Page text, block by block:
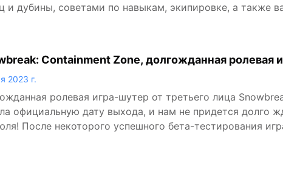
и дубины, советами по навыкам, экипировке, а также
Containment Zone, долгожданная ролевая
то получает официальную дату выхода
2023 г.
ролевая игра-шутер от третьего лица
официальную дату выхода, и нам не придется долго
После некоторого успешного бета-тестирования